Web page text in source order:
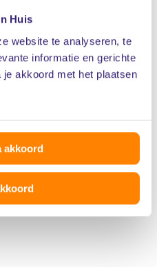
Huis
website te analyseren, te
informatie en gerichte
akkoord met het plaatsen
akkoord
mits het
een rieten dak
Hij controleert daar
brandgevaar te